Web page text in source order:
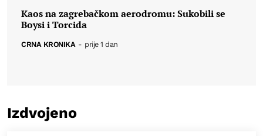
Kaos na zagrebačkom aerodromu: Sukobili se
Boysi i Torcida
CRNA KRONIKA - prije 1 dan
Izdvojeno